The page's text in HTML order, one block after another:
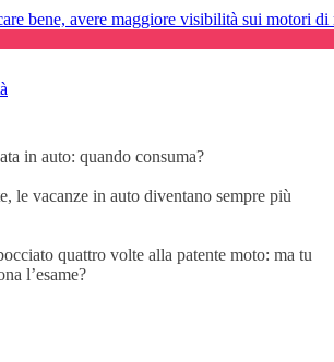
bene, avere maggiore visibilità sui motori
in auto: quando consuma?
le vacanze in auto diventano sempre più
quattro volte alla patente moto: ma tu
l’esame?